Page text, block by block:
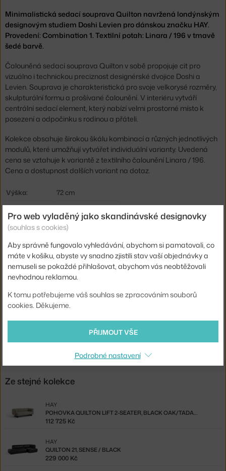
Minimalistická sedací souprava Quilton navržená londýnským
designovým studiem Doshi Levien pro dánskou značku HAY.
Provedení: Combination 1. Textilní potah: Linara / 196 v tmavě
šedé barvě.
Čalouněná sedací souprava Quilton v sobě propojuje cit pro
vizuálno i technickou preciznost designérské dvojice Doshi a
Levien. Souprava je charakteristická pro svoje velkorysé rozměry,
skulpturální formu a prošívané čalounění. V interiéru vytváří
centrální sedací element, který nabízí velmi prostorné místo k
posezení a odpočinku s rodinou a přáteli.
Kolekce obsahuje širokou škálu kombinací a různých jednotlivých
modulů, které umožňují vytvářet individuální varianty. Uvedená
cena se vztahuje k variantě z textilního čalounění Linara / 196.
Cena a dostupnost dalších variant na dotaz.
Výška:
72 cm
Hloubka:
109 cm
Šířka:
287 cm
Barva:
tmavě šedá
Materiál:
dřevo, textilní potah
Typ pohovky:
3-místná
Kód produktu
HAY-9412516252691
Ste zo Slovenska? Prejdite naQuilton Comb. 1, Linara / 196
Shopping from the EU? Switch toQuilton Comb.1, Linara 196
Ze stejné kolekce
POHOVKA QUILTON LIFT 2-SEATER, BLACK OAK/TADAO 720
HAY
112 725 Kč
QUILTON 21, SENSE / BLACK
HAY
229 000 Kč
Pro web vyladěný jako skandinávské designovky
(souhlas s cookies)
Aby správně fungovalo vyhledávání, abychom si pamatovali, co
máte v košíku, abyste vy snadno zjistili stav vaší objednávky a
nemuseli se pokaždé přihlašovat, abychom vás neobtěžovali
nevhodnou reklamou.
K tomu potřebujeme váš souhlas se zpracováním souborů
cookies. Děkujeme.
PŘIJMOUT VŠE
Podrobné nastavení